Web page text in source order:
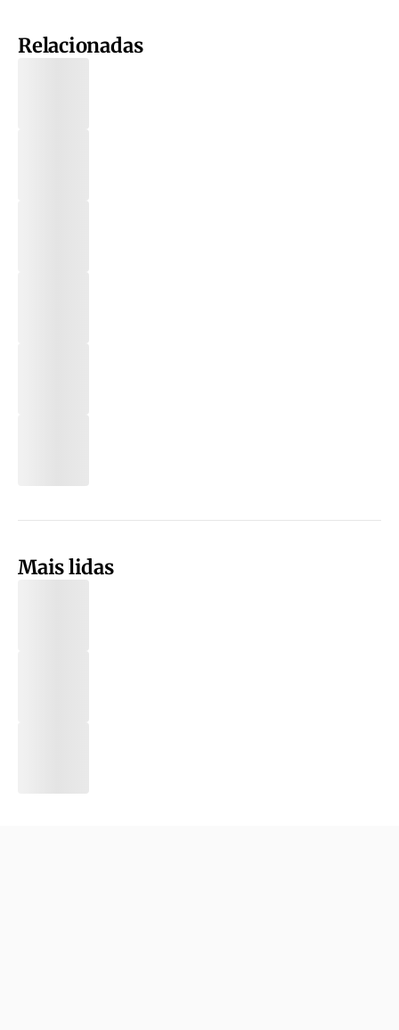
Relacionadas
Mais lidas